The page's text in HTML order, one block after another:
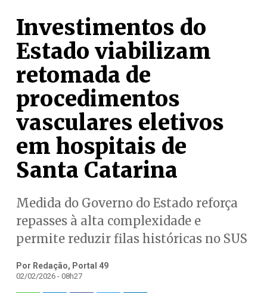
Investimentos do
Estado viabilizam
retomada de
procedimentos
vasculares eletivos
em hospitais de
Santa Catarina
Medida do Governo do Estado reforça
repasses à alta complexidade e
permite reduzir filas históricas no SUS
Por Redação, Portal 49
02/02/2026 - 08h27